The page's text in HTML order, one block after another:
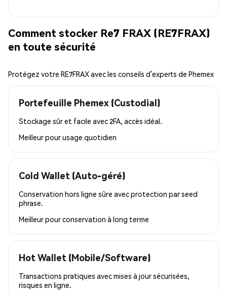
Comment stocker Re7 FRAX (RE7FRAX)
en toute sécurité
Protégez votre RE7FRAX avec les conseils d’experts de Phemex
Portefeuille Phemex (Custodial)
Stockage sûr et facile avec 2FA, accès idéal.
Meilleur pourusage quotidien
Cold Wallet (Auto-géré)
Conservation hors ligne sûre avec protection par seed
phrase.
Meilleur pourconservation à long terme
Hot Wallet (Mobile/Software)
Transactions pratiques avec mises à jour sécurisées,
risques en ligne.